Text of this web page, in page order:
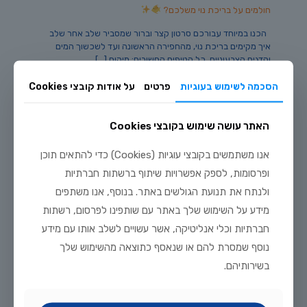
חולמים על בריכת נוי משלכם?
הכנו במיוחד עבורכם סרטון קצר וברור שמסביר שלב אחר שלב
איך מקימים בריכת נוי, מהחפירה הראשונה ועד לשכשוך המים
והדגים הצבעוניים. כל הטיפים החשובים: מיקום[…]
הסכמה לשימוש בעוגיות פרטים על אודות קובצי Cookies
האתר עושה שימוש בקובצי Cookies
אנו משתמשים בקובצי עוגיות (Cookies) כדי להתאים תוכן
ופרסומות, לספק אפשרויות שיתוף ברשתות חברתיות
ולנתח את תנועת הגולשים באתר. בנוסף, אנו משתפים
מידע על השימוש שלך באתר עם שותפינו לפרסום, רשתות
חברתיות וכלי אנליטיקה, אשר עשויים לשלב אותו עם מידע
נוסף שמסרת להם או שנאסף כתוצאה מהשימוש שלך
בשירותיהם.